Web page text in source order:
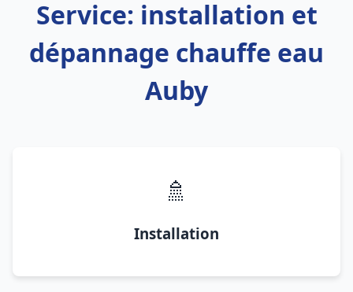
Service: installation et
dépannage chauffe eau
Auby
🚿
Installation